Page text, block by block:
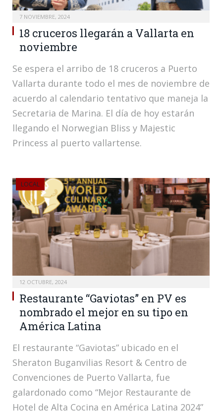
7 NOVIEMBRE, 2024
18 cruceros llegarán a Vallarta en
noviembre
Se espera el arribo de 18 cruceros a Puerto
Vallarta durante todo el mes de noviembre de
acuerdo al calendario tentativo que maneja la
Secretaria de Marina. El día de hoy estarán
llegando el Norwegian Bliss y Majestic
Princess al puerto vallartense.
LOCAL
12 OCTUBRE, 2024
Restaurante “Gaviotas” en PV es
nombrado el mejor en su tipo en
América Latina
El restaurante “Gaviotas” ubicado en el
Sheraton Buganvilias Resort & Centro de
Convenciones de Puerto Vallarta, fue
galardonado como “Mejor Restaurante de
Hotel de Alta Cocina en América Latina 2024”